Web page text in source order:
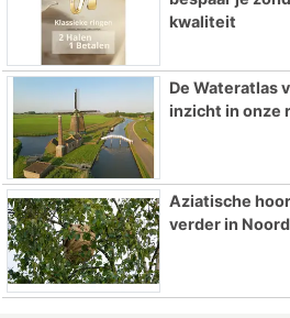
kwaliteit
De Wateratlas
inzicht in onze
Aziatische
verder in